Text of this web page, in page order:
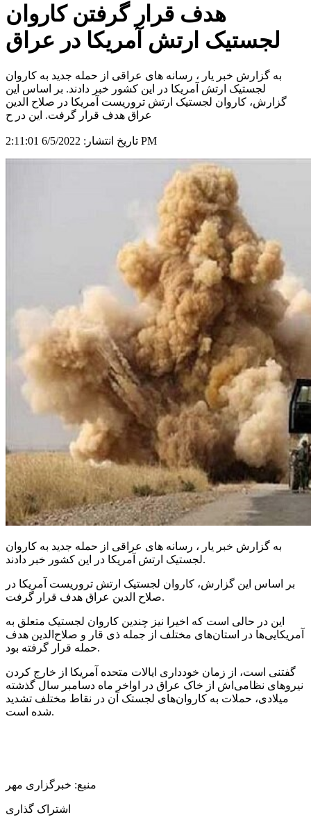
هدف قرار گرفتن کاروان
لجستیک ارتش آمریکا در عراق
به گزارش خبر یار ، رسانه های عراقی از حمله جدید به کاروان
لجستیک ارتش آمریکا در این کشور خبر دادند. بر اساس این
گزارش، کاروان لجستیک ارتش تروریست آمریکا در صلاح الدین
عراق هدف قرار گرفت. این در ح
تاریخ انتشار: 6/5/2022 2:11:01 PM
به گزارش خبر یار ، رسانه های عراقی از حمله جدید به کاروان
لجستیک ارتش آمریکا در این کشور خبر دادند.
بر اساس این گزارش، کاروان لجستیک ارتش تروریست آمریکا در
صلاح الدین عراق هدف قرار گرفت.
این در حالی است که اخیرا نیز چندین کاروان لجستیک متعلق به
آمریکایی‌ها در استان‌های مختلف از جمله ذی قار و صلاح‌الدین هدف
حمله قرار گرفته بود.
گفتنی است، از زمان خودداری ایالات متحده آمریکا از خارج کردن
نیروهای نظامی‌اش از خاک عراق در اواخر ماه دسامبر سال گذشته
میلادی، حملات به کاروان‌های لجستک آن در نقاط مختلف تشدید
شده است.
منبع: خبرگزاری مهر
اشتراک گذاری